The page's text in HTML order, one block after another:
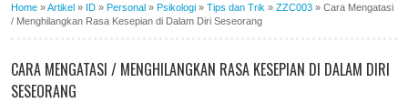
Home »Artikel » ID » Personal » Psikologi » Tips dan Trik » ZZC003 » Cara Mengatasi
/ Menghilangkan Rasa Kesepian di Dalam Diri Seseorang
CARA MENGATASI / MENGHILANGKAN RASA KESEPIAN DI DALAM DIRI
SESEORANG